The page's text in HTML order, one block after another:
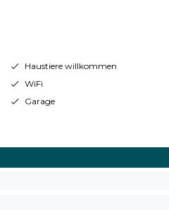
Haustiere willkommen
WiFi
Garage